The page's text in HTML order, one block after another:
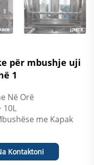
për mbushje uji
1
Në Orë
10L
me Kapak
Kontaktoni